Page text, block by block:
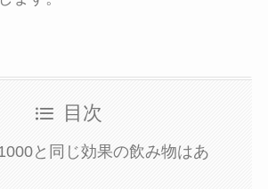
目次
と同じ効果の飲み物はあ